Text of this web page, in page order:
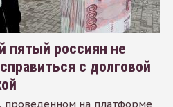
пятый россиян не
с долговой
проведенном на платформе